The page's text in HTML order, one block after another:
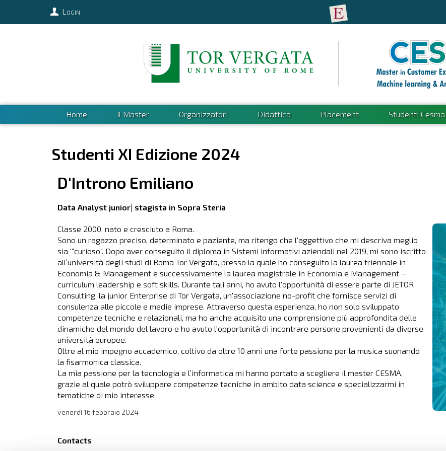
Login
Home Il Master Organizzatori Didattica Placement Studenti Cesma
Studenti XI Edizione 2024
D'Introno Emiliano
Data Analyst junior| stagista in Sopra Steria
Classe 2000, nato e cresciuto a Roma.
Sono un ragazzo preciso, determinato e paziente, ma ritengo che l'aggettivo che mi descriva meglio
sia '"curioso". Dopo aver conseguito il diploma in Sistemi informativi aziendali nel 2019, mi sono iscritto
all’università degli studi di Roma Tor Vergata, presso la quale ho conseguito la laurea triennale in
Economia & Management e successivamente la laurea magistrale in Economia e Management –
curriculum leadership e soft skills. Durante tali anni, ho avuto l'opportunità di essere parte di JETOR
Consulting, la junior Enterprise di Tor Vergata, un'associazione no-profit che fornisce servizi di
consulenza alle piccole e medie imprese. Attraverso questa esperienza, ho non solo sviluppato
competenze tecniche e relazionali, ma ho anche acquisito una comprensione più approfondita delle
dinamiche del mondo del lavoro e ho avuto l'opportunità di incontrare persone provenienti da diverse
università europee.
Oltre al mio impegno accademico, coltivo da oltre 10 anni una forte passione per la musica suonando
la fisarmonica classica.
La mia passione per la tecnologia e l’informatica mi hanno portato a scegliere il master CESMA,
grazie al quale potrò sviluppare competenze tecniche in ambito data science e specializzarmi in
tematiche di mio interesse.
venerdì 16 febbraio 2024
Contacts